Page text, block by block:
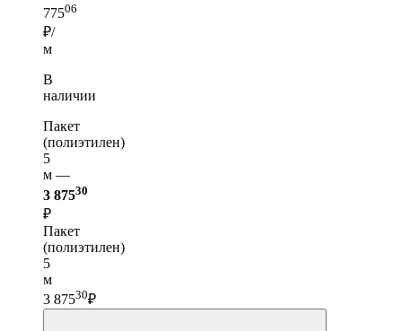
77506
₽/
м
В
наличии
Пакет
(полиэтилен)
5
м —
3 87530
₽
Пакет
(полиэтилен)
5
м
3 87530₽